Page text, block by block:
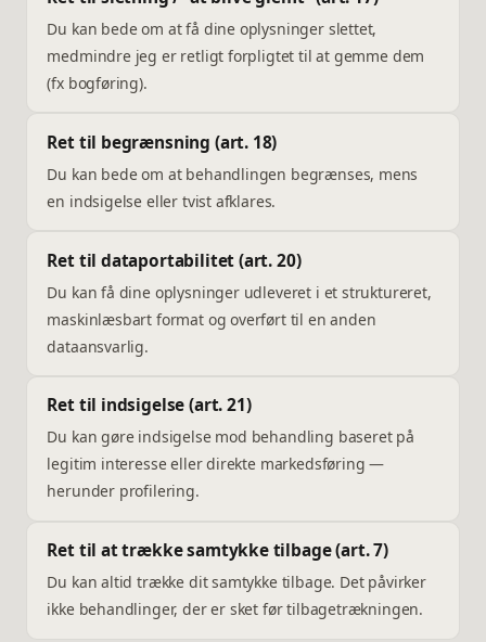
Du kan bede om at få dine oplysninger slettet,
medmindre jeg er retligt forpligtet til at gemme dem
(fx bogføring).
Ret til begrænsning (art. 18)
Du kan bede om at behandlingen begrænses, mens
en indsigelse eller tvist afklares.
Ret til dataportabilitet (art. 20)
Du kan få dine oplysninger udleveret i et struktureret,
maskinlæsbart format og overført til en anden
dataansvarlig.
Ret til indsigelse (art. 21)
Du kan gøre indsigelse mod behandling baseret på
legitim interesse eller direkte markedsføring —
herunder profilering.
Ret til at trække samtykke tilbage (art. 7)
Du kan altid trække dit samtykke tilbage. Det påvirker
ikke behandlinger, der er sket før tilbagetrækningen.